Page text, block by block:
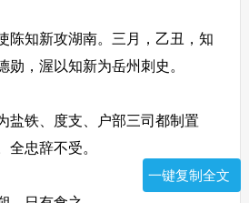
知新攻湖南。三月，乙丑，知
勋，渥以知新为岳州刺史。
铁、度支、户部三司都制置
全忠辞不受。
一键复制全文